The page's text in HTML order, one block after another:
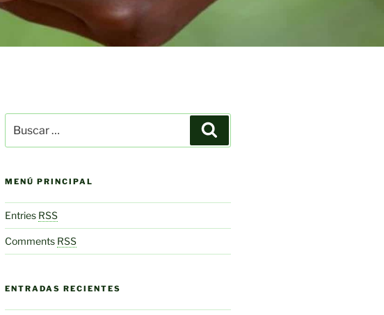
por:
MENÚ PRINCIPAL
Entries RSS
Comments RSS
ENTRADAS RECIENTES